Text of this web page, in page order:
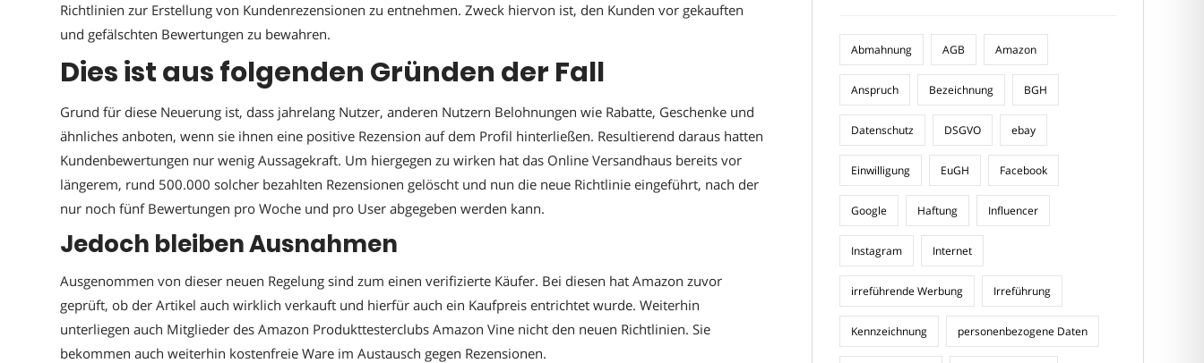
Richtlinien zur Erstellung von Kundenrezensionen zu entnehmen. Zweck hiervon ist, den Kunden vor gekauften
und gefälschten Bewertungen zu bewahren.
Dies ist aus folgenden Gründen der Fall
Grund für diese Neuerung ist, dass jahrelang Nutzer, anderen Nutzern Belohnungen wie Rabatte, Geschenke und
ähnliches anboten, wenn sie ihnen eine positive Rezension auf dem Profil hinterließen. Resultierend daraus hatten
Kundenbewertungen nur wenig Aussagekraft. Um hiergegen zu wirken hat das Online Versandhaus bereits vor
längerem, rund 500.000 solcher bezahlten Rezensionen gelöscht und nun die neue Richtlinie eingeführt, nach der
nur noch fünf Bewertungen pro Woche und pro User abgegeben werden kann.
Jedoch bleiben Ausnahmen
Ausgenommen von dieser neuen Regelung sind zum einen verifizierte Käufer. Bei diesen hat Amazon zuvor
geprüft, ob der Artikel auch wirklich verkauft und hierfür auch ein Kaufpreis entrichtet wurde. Weiterhin
unterliegen auch Mitglieder des Amazon Produkttesterclubs Amazon Vine nicht den neuen Richtlinien. Sie
bekommen auch weiterhin kostenfreie Ware im Austausch gegen Rezensionen.
Abmahnung AGB Amazon
Anspruch Bezeichnung BGH
Datenschutz DSGVO ebay
Einwilligung EuGH Facebook
Google Haftung Influencer
Instagram Internet
irreführende Werbung Irreführung
Kennzeichnung personenbezogene Daten